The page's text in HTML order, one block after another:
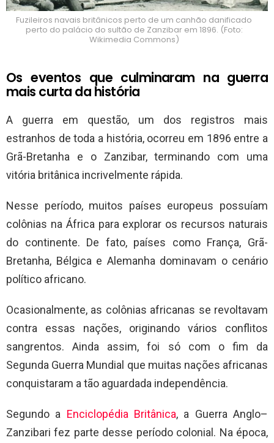
Fuzileiros navais britânicos perto de um canhão danificado
perto do palácio do sultão de Zanzibar em 1896. (Foto:
Wikimedia Commons)
Os eventos que culminaram na guerra
mais curta da história
A guerra em questão, um dos registros mais
estranhos de toda a história, ocorreu em 1896 entre a
Grã-Bretanha e o Zanzibar, terminando com uma
vitória britânica incrivelmente rápida.
Nesse período, muitos países europeus possuíam
colônias na África para explorar os recursos naturais
do continente. De fato, países como França, Grã-
Bretanha, Bélgica e Alemanha dominavam o cenário
político africano.
Ocasionalmente, as colônias africanas se revoltavam
contra essas nações, originando vários conflitos
sangrentos. Ainda assim, foi só com o fim da
Segunda Guerra Mundial que muitas nações africanas
conquistaram a tão aguardada independência.
Segundo a Enciclopédia Britânica, a Guerra Anglo–
Zanzibari fez parte desse período colonial. Na época,